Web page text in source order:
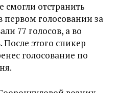
отстранить
первом голосовании за
77 голосов, а во
После этого спикер
голосование по